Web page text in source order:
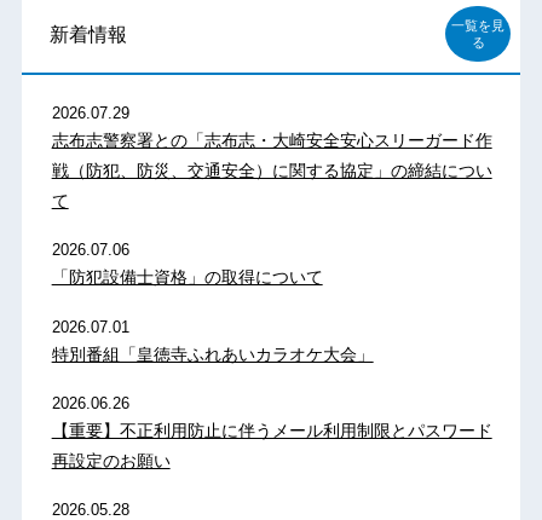
新着情報
一覧を見
る
2026.07.29
志布志警察署との「志布志・大崎安全安心スリーガード作
戦（防犯、防災、交通安全）に関する協定」の締結につい
て
2026.07.06
「防犯設備士資格」の取得について
2026.07.01
特別番組「皇徳寺ふれあいカラオケ大会」
2026.06.26
【重要】不正利用防止に伴うメール利用制限とパスワード
再設定のお願い
2026.05.28